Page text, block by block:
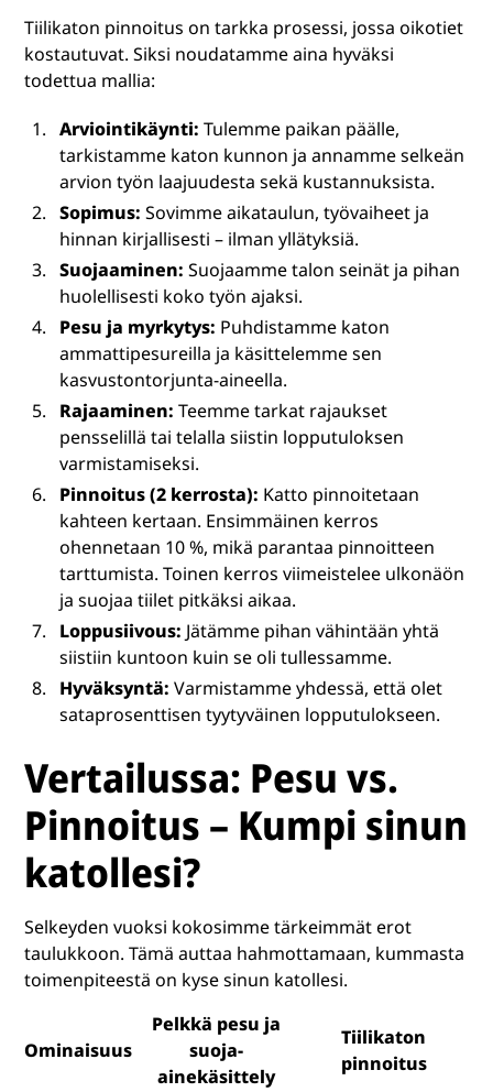
Tiilikaton pinnoitus on tarkka prosessi, jossa oikotiet
kostautuvat. Siksi noudatamme aina hyväksi
todettua mallia:
Arviointikäynti: Tulemme paikan päälle,
tarkistamme katon kunnon ja annamme selkeän
arvion työn laajuudesta sekä kustannuksista.
Sopimus: Sovimme aikataulun, työvaiheet ja
hinnan kirjallisesti – ilman yllätyksiä.
Suojaaminen: Suojaamme talon seinät ja pihan
huolellisesti koko työn ajaksi.
Pesu ja myrkytys: Puhdistamme katon
ammattipesureilla ja käsittelemme sen
kasvustontorjunta-aineella.
Rajaaminen: Teemme tarkat rajaukset
pensselillä tai telalla siistin lopputuloksen
varmistamiseksi.
Pinnoitus (2 kerrosta): Katto pinnoitetaan
kahteen kertaan. Ensimmäinen kerros
ohennetaan 10 %, mikä parantaa pinnoitteen
tarttumista. Toinen kerros viimeistelee ulkonäön
ja suojaa tiilet pitkäksi aikaa.
Loppusiivous: Jätämme pihan vähintään yhtä
siistiin kuntoon kuin se oli tullessamme.
Hyväksyntä: Varmistamme yhdessä, että olet
sataprosenttisen tyytyväinen lopputulokseen.
Vertailussa: Pesu vs.
Pinnoitus – Kumpi sinun
katollesi?
Selkeyden vuoksi kokosimme tärkeimmät erot
taulukkoon. Tämä auttaa hahmottamaan, kummasta
toimenpiteestä on kyse sinun katollesi.
Ominaisuus
Pelkkä pesu ja
suoja-
ainekäsittely
Tiilikaton
pinnoitus